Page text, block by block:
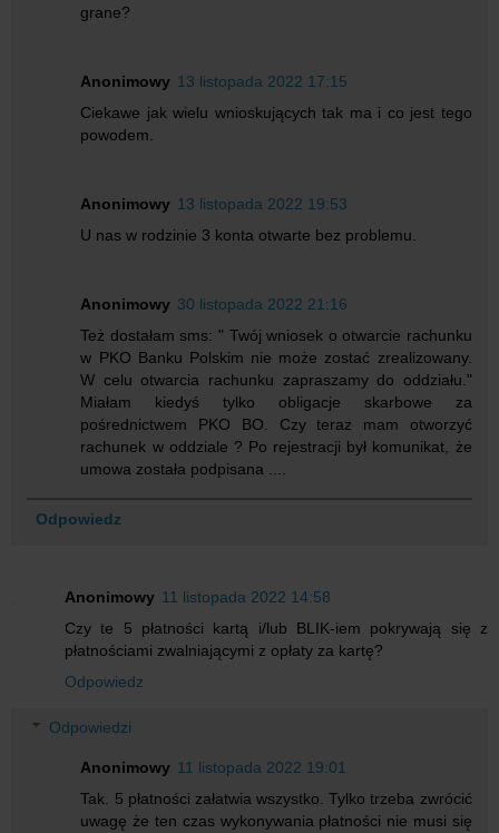
grane?
Anonimowy 13 listopada 2022 17:15
Ciekawe jak wielu wnioskujących tak ma i co jest tego
powodem.
Anonimowy 13 listopada 2022 19:53
U nas w rodzinie 3 konta otwarte bez problemu.
Anonimowy 30 listopada 2022 21:16
Też dostałam sms: " Twój wniosek o otwarcie rachunku
w PKO Banku Polskim nie może zostać zrealizowany.
W celu otwarcia rachunku zapraszamy do oddziału."
Miałam kiedyś tylko obligacje skarbowe za
pośrednictwem PKO BO. Czy teraz mam otworzyć
rachunek w oddziale ? Po rejestracji był komunikat, że
umowa została podpisana ....
Odpowiedz
Anonimowy 11 listopada 2022 14:58
Czy te 5 płatności kartą i/lub BLIK-iem pokrywają się z
płatnościami zwalniającymi z opłaty za kartę?
Odpowiedz
Odpowiedzi
Anonimowy 11 listopada 2022 19:01
Tak. 5 płatności załatwia wszystko. Tylko trzeba zwrócić
uwagę że ten czas wykonywania płatności nie musi się